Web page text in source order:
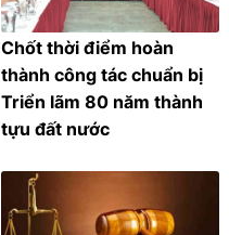
Chốt thời điểm hoàn
thành công tác chuẩn bị
Triển lãm 80 năm thành
tựu đất nước